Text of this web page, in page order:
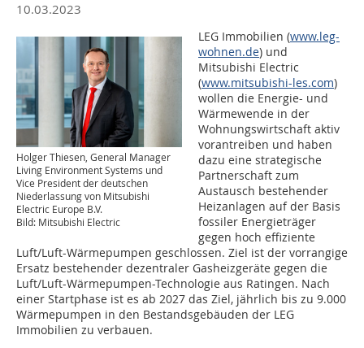
10.03.2023
Holger Thiesen, General Manager
Living Environment Systems und
Vice President der deutschen
Niederlassung von Mitsubishi
Electric Europe B.V.
Bild: Mitsubishi Electric
LEG Immobilien (www.leg-
wohnen.de) und
Mitsubishi Electric
(www.mitsubishi-les.com)
wollen die Energie- und
Wärmewende in der
Wohnungswirtschaft aktiv
vorantreiben und haben
dazu eine strategische
Partnerschaft zum
Austausch bestehender
Heizanlagen auf der Basis
fossiler Energieträger
gegen hoch effiziente
Luft/Luft-Wärmepumpen geschlossen. Ziel ist der vorrangige
Ersatz bestehender dezentraler Gasheizgeräte gegen die
Luft/Luft-Wärmepumpen-Technologie aus Ratingen. Nach
einer Startphase ist es ab 2027 das Ziel, jährlich bis zu 9.000
Wärmepumpen in den Bestandsgebäuden der LEG
Immobilien zu verbauen.